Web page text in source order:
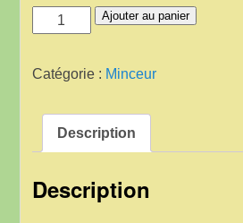
quantité
de
découverte
minceur
Ajouter au panier
Catégorie : Minceur
Description
Description